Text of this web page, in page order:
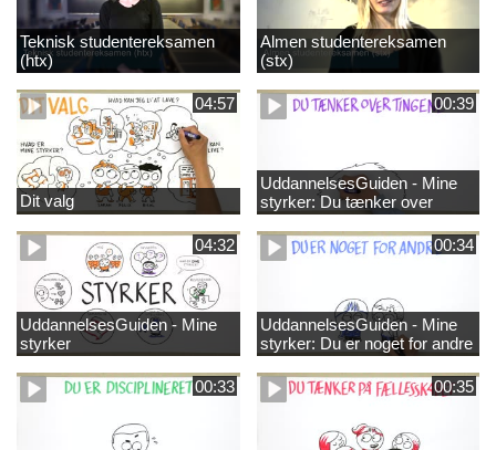
Teknisk studentereksamen
(htx)
Almen studentereksamen
(stx)
04:57
Dit valg
00:39
UddannelsesGuiden - Mine
styrker: Du tænker over
tingene
04:32
UddannelsesGuiden - Mine
styrker
00:34
UddannelsesGuiden - Mine
styrker: Du er noget for andre
00:33 00:35